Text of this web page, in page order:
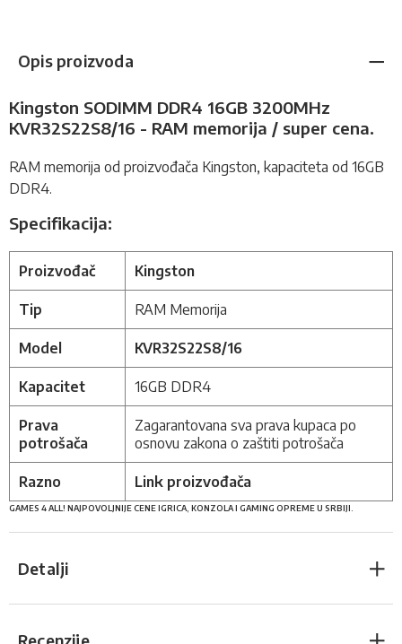
Opis proizvoda
Kingston SODIMM DDR4 16GB 3200MHz
KVR32S22S8/16 - RAM memorija / super cena.
RAM memorija od proizvođača Kingston, kapaciteta od 16GB
DDR4.
Specifikacija:
Proizvođač Kingston
Tip RAM Memorija
Model KVR32S22S8/16
Kapacitet 16GB DDR4
Prava
potrošača
Zagarantovana sva prava kupaca po
osnovu zakona o zaštiti potrošača
Razno Link proizvođača
GAMES 4 ALL! NAJPOVOLJNIJE CENE IGRICA, KONZOLA I GAMING OPREME U SRBIJI.
Detalji
Recenzije